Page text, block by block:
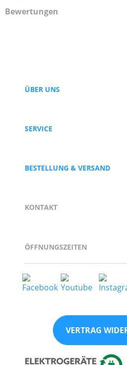
Bewertungen
ÜBER UNS
SERVICE
BESTELLUNG & VERSAND
KONTAKT
ÖFFNUNGSZEITEN
VERTRAG